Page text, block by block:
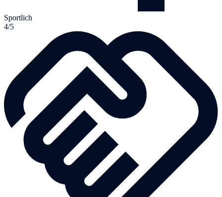
Sportlich
4/5